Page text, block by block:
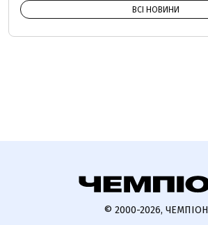
ВСІ НОВИНИ
© 2000-2026, ЧЕМПІОН